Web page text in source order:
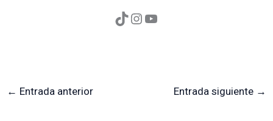
← Entrada anterior Entrada siguiente →